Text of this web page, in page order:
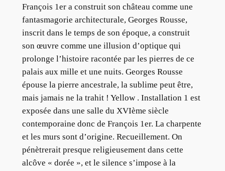
François 1er a construit son château comme une
fantasmagorie architecturale, Georges Rousse,
inscrit dans le temps de son époque, a construit
son œuvre comme une illusion d’optique qui
prolonge l’histoire racontée par les pierres de ce
palais aux mille et une nuits. Georges Rousse
épouse la pierre ancestrale, la sublime peut être,
mais jamais ne la trahit ! Yellow . Installation 1 est
exposée dans une salle du XVIème siècle
contemporaine donc de François 1er. La charpente
et les murs sont d’origine. Recueillement. On
pénètrerait presque religieusement dans cette
alcôve « dorée », et le silence s’impose à la